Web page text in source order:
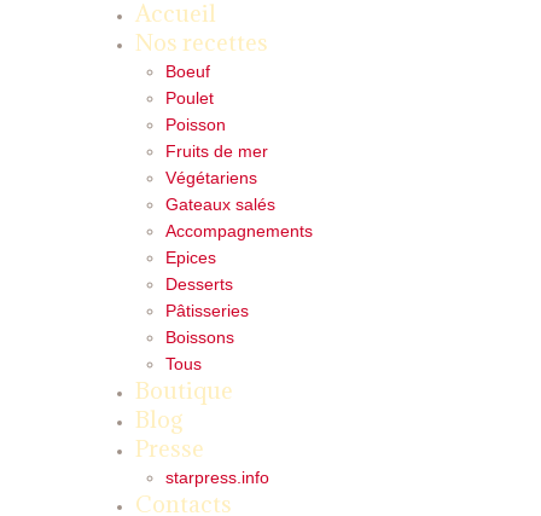
Accueil
Nos recettes
Boeuf
Poulet
Poisson
Fruits de mer
Végétariens
Gateaux salés
Accompagnements
Epices
Desserts
Pâtisseries
Boissons
Tous
Boutique
Blog
Presse
starpress.info
Contacts